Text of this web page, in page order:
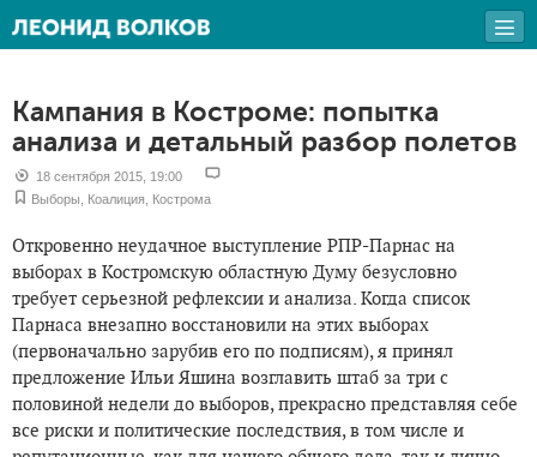
Кампания в Костроме: попытка
анализа и детальный разбор полетов
18 сентября 2015, 19:00
Выборы
Коалиция Кострома
Откровенно неудачное выступление РПР-Парнас на
выборах в Костромскую областную Думу безусловно
требует серьезной рефлексии и анализа. Когда список
Парнаса внезапно восстановили на этих выборах
(первоначально зарубив его по подписям), я принял
предложение Ильи Яшина возглавить штаб за три с
половиной недели до выборов, прекрасно представляя себе
все риски и политические последствия, в том числе и